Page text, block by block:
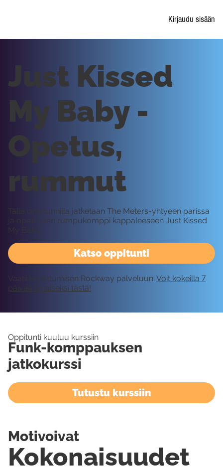
Kirjaudu sisään
Katso oppitunti
Just Kissed
My Baby -
Opetus,
rummut
Tällä oppitunnilla jatketaan The Meters-yhtyeen parissa
ja opetellaan rumpukomppi kappaleeseen Just Kissed
My Baby.
Vaatii kirjautumisen Rockway palveluun. Voit kokeilla 7
päivää ilmaiseksi tästä!
Oppitunti kuuluu kurssiin
Funk-komppauksen
jatkokurssi
Tutustu kurssiin
Kokonaisuudet
Motivoivat